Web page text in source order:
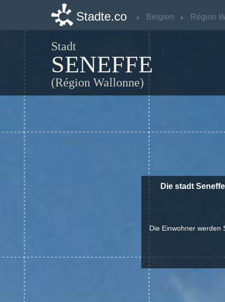
Stadte.co Belgien
Stadt
SENEFFE
(Région Wallonne)
Die stadt
Die Einwohner werden
Stadte.co Belgien